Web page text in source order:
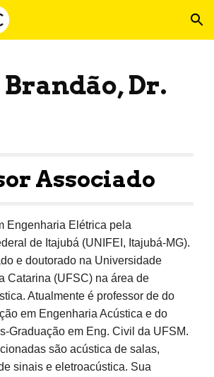
Skip to navigation
Dr.
Associado
Engenharia Elétrica pela
de Itajubá (UNIFEI, Itajubá-MG).
e doutorado na Universidade
Catarina (UFSC) na área de
Atualmente é professor de do
em Engenharia Acústica e do
Graduação em Eng. Civil da UFSM.
são acústica de salas,
sinais e eletroacústica. Sua